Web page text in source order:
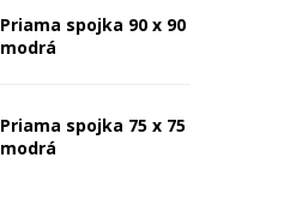
Priama spojka 90 x 90
modrá
Priama spojka 75 x 75
modrá